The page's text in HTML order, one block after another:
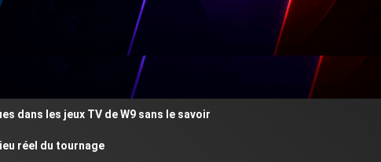
les jeux TV de W9 sans le savoir
du tournage